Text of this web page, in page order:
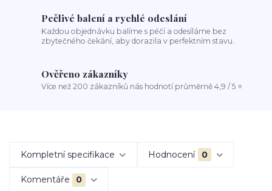
Pečlivé balení a rychlé odeslání
Každou objednávku balíme s péčí a odesíláme bez
zbytečného čekání, aby dorazila v perfektním stavu.
Ověřeno zákazníky
Více než 200 zákazníků nás hodnotí průměrně 4,9 / 5 ⭐
Kompletní specifikace Hodnocení 0
Komentáře 0